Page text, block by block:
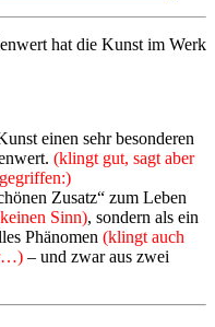
hat die Kunst im Werk
einen sehr besonderen
(klingt gut, sagt aber
Zusatz“ zum Leben
Sinn), sondern als ein
Phänomen (klingt auch
– und zwar aus zwei